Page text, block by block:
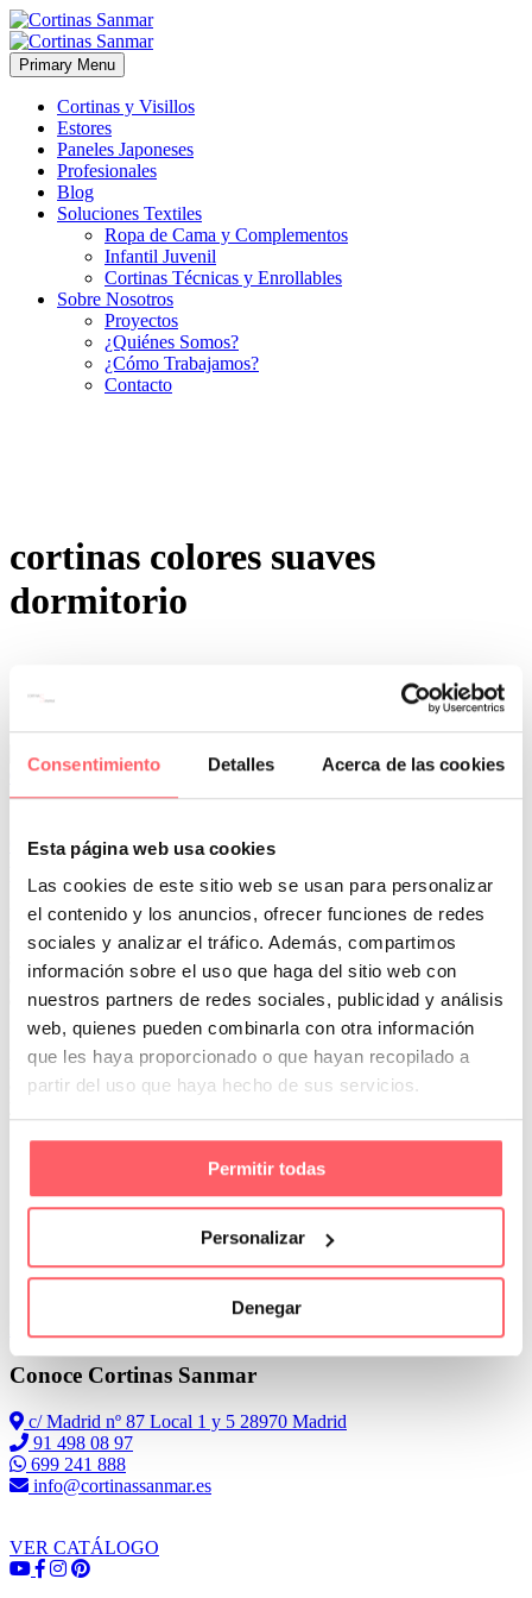
Consentimiento Detalles Acerca de las cookies
Esta página web usa cookies
Las cookies de este sitio web se usan para personalizar
el contenido y los anuncios, ofrecer funciones de redes
sociales y analizar el tráfico. Además, compartimos
información sobre el uso que haga del sitio web con
nuestros partners de redes sociales, publicidad y análisis
web, quienes pueden combinarla con otra información
que les haya proporcionado o que hayan recopilado a
partir del uso que haya hecho de sus servicios.
Permitir todas
Personalizar
Denegar
Primary Menu
Cortinas y Visillos
Estores
Paneles Japoneses
Profesionales
Blog
Soluciones Textiles
Ropa de Cama y Complementos
Infantil Juvenil
Cortinas Técnicas y Enrollables
Sobre Nosotros
Proyectos
¿Quiénes Somos?
¿Cómo Trabajamos?
Contacto
cortinas colores suaves
dormitorio
0
Por San Mar Tendencias y actualidad
06 Ene:El color Peach Fuzz tendencia en textiles
Ha empezado el año y ya conocemos el Color del Año del Institute
Pantone. Lo han llamado PEACH FUZZ. Es un color melocotón,
suave y acogedor. Un tono pastel que aporta calidez. Lo verás en
cojines, cortinas, paredes o en tapicerías de sofás. Te darás cuenta
que marcará la decoración de los textiles en las nuevas colecciones.
«PANTONE 13-1023 Peach Fuzz refleja nuestro deseo de cuidar de
nosotros y de los demás. Es un tono melocotón suave y
aterciopelado cuyo espíritu envolvente enriquece la mente, el cuerpo
Conoce Cortinas Sanmar
c/ Madrid nº 87 Local 1 y 5 28970 Madrid
91 498 08 97
699 241 888
info@cortinassanmar.es
VER CATÁLOGO